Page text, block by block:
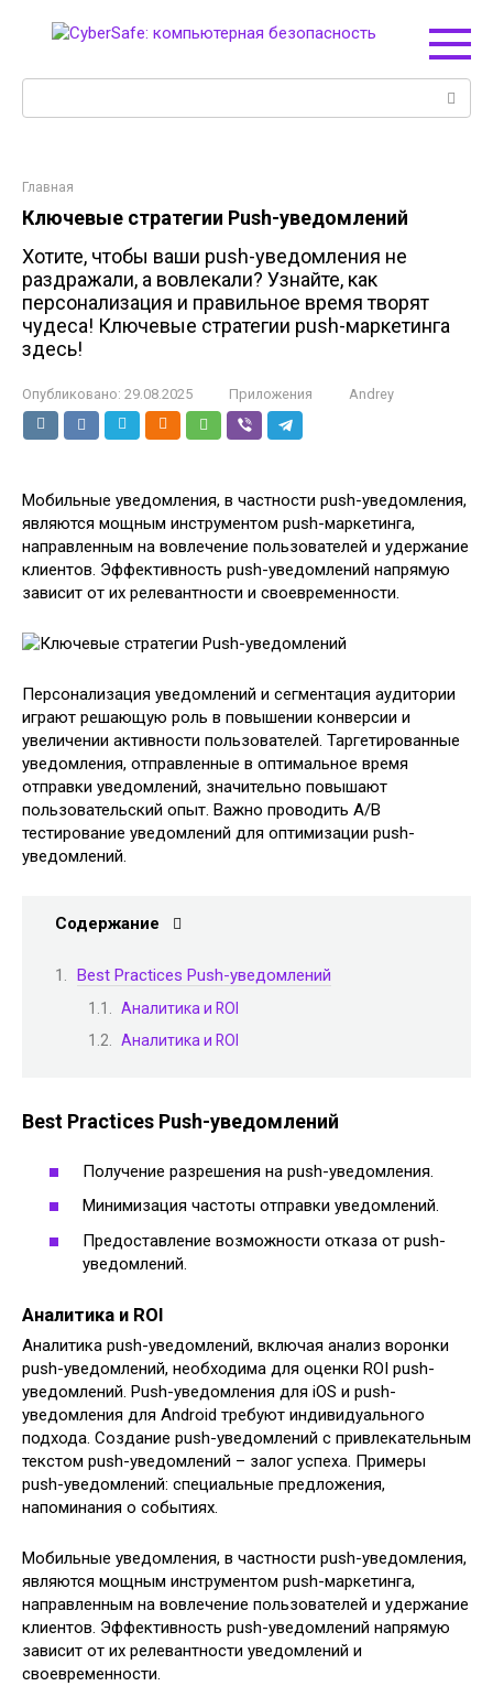
Главная
Ключевые стратегии Push-уведомлений
Хотите, чтобы ваши push-уведомления не
раздражали, а вовлекали? Узнайте, как
персонализация и правильное время творят
чудеса! Ключевые стратегии push-маркетинга
здесь!
Опубликовано: 29.08.2025 Приложения Andrey
Мобильные уведомления, в частности push-уведомления,
являются мощным инструментом push-маркетинга,
направленным на вовлечение пользователей и удержание
клиентов. Эффективность push-уведомлений напрямую
зависит от их релевантности и своевременности.
Персонализация уведомлений и сегментация аудитории
играют решающую роль в повышении конверсии и
увеличении активности пользователей. Таргетированные
уведомления, отправленные в оптимальное время
отправки уведомлений, значительно повышают
пользовательский опыт. Важно проводить A/B
тестирование уведомлений для оптимизации push-
уведомлений.
Содержание
Best Practices Push-уведомлений
Аналитика и ROI
Аналитика и ROI
Best Practices Push-уведомлений
Получение разрешения на push-уведомления.
Минимизация частоты отправки уведомлений.
Предоставление возможности отказа от push-
уведомлений.
Аналитика и ROI
Аналитика push-уведомлений, включая анализ воронки
push-уведомлений, необходима для оценки ROI push-
уведомлений. Push-уведомления для iOS и push-
уведомления для Android требуют индивидуального
подхода. Создание push-уведомлений с привлекательным
текстом push-уведомлений – залог успеха. Примеры
push-уведомлений: специальные предложения,
напоминания о событиях.
Мобильные уведомления, в частности push-уведомления,
являются мощным инструментом push-маркетинга,
направленным на вовлечение пользователей и удержание
клиентов. Эффективность push-уведомлений напрямую
зависит от их релевантности уведомлений и
своевременности.